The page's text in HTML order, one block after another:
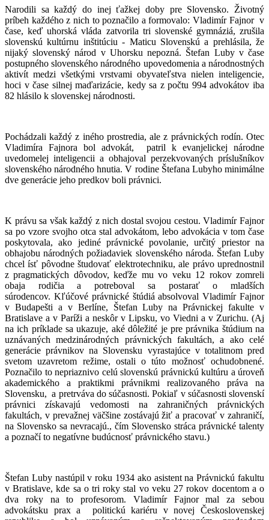
Narodili sa každý do inej ťažkej doby pre Slovensko. Životný
príbeh každého z nich to poznačilo a formovalo: Vladimír Fajnor v
čase, keď uhorská vláda zatvorila tri slovenské gymnáziá, zrušila
slovenskú kultúrnu inštitúciu - Maticu Slovenskú a prehlásila, že
nijaký slovenský národ v Uhorsku nepozná. Štefan Luby v čase
postupného slovenského národného upovedomenia a národnostných
aktivít medzi všetkými vrstvami obyvateľstva nielen inteligencie,
hoci v čase silnej maďarizácie, kedy sa z počtu 994 advokátov iba
82 hlásilo k slovenskej národnosti.
Pochádzali každý z iného prostredia, ale z právnických rodín. Otec
Vladimíra Fajnora bol advokát, patril k evanjelickej národne
uvedomelej inteligencii a obhajoval perzekvovaných príslušníkov
slovenského národného hnutia. V rodine Štefana Lubyho minimálne
dve generácie jeho predkov boli právnici.
K právu sa však každý z nich dostal svojou cestou. Vladimír Fajnor
sa po vzore svojho otca stal advokátom, lebo advokácia v tom čase
poskytovala, ako jediné právnické povolanie, určitý priestor na
obhajobu národných požiadaviek slovenského národa. Štefan Luby
chcel ísť pôvodne študovať elektrotechniku, ale právo uprednostnil
z pragmatických dôvodov, keďže mu vo veku 12 rokov zomreli
obaja rodičia a potreboval sa postarať o mladších
súrodencov. Kľúčové právnické štúdiá absolvoval Vladimír Fajnor
v Budapešti a v Berlíne, Štefan Luby na Právnickej fakulte v
Bratislave a v Paríži a neskôr v Lipsku, vo Viedni a v Zurichu. (Aj
na ich príklade sa ukazuje, aké dôležité je pre právnika štúdium na
uznávaných medzinárodných právnických fakultách, a ako celé
generácie právnikov na Slovensku vyrastajúce v totalitnom pred
svetom uzavretom režime, ostali o túto možnosť ochudobnené.
Poznačilo to nepriaznivo celú slovenskú právnickú kultúru a úroveň
akademického a praktikmi právnikmi realizovaného práva na
Slovensku, a pretrváva do súčasnosti. Pokiaľ v súčasnosti slovenskí
právnici získavajú vedomosti na zahraničných právnických
fakultách, v prevažnej väčšine zostávajú žiť a pracovať v zahraničí,
na Slovensko sa nevracajú., čím Slovensko stráca právnické talenty
a poznačí to negatívne budúcnosť právnického stavu.)
Štefan Luby nastúpil v roku 1934 ako asistent na Právnickú fakultu
v Bratislave, kde sa o tri roky stal vo veku 27 rokov docentom a o
dva roky na to profesorom. Vladimír Fajnor mal za sebou
advokátsku prax a politickú kariéru v novej Československej